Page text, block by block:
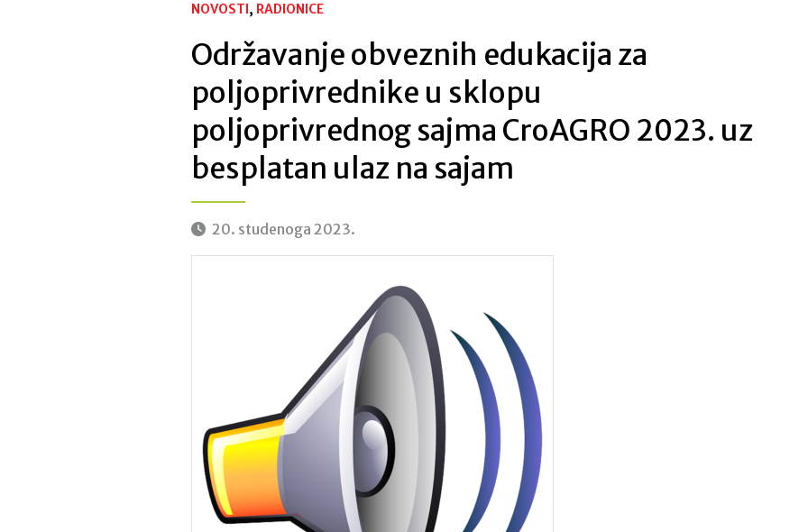
NOVOSTI, RADIONICE
Održavanje obveznih edukacija za
poljoprivrednike u sklopu
poljoprivrednog sajma CroAGRO 2023. uz
besplatan ulaz na sajam
20. studenoga 2023.